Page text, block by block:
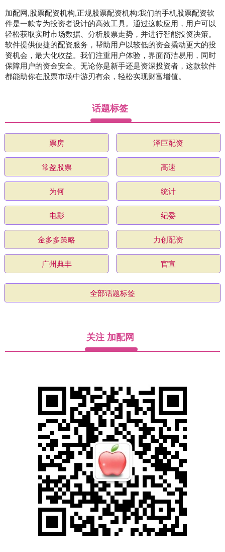
加配网,股票配资机构,正规股票配资机构:我们的手机股票配资软
件是一款专为投资者设计的高效工具。通过这款应用，用户可以
轻松获取实时市场数据、分析股票走势，并进行智能投资决策。
软件提供便捷的配资服务，帮助用户以较低的资金撬动更大的投
资机会，最大化收益。我们注重用户体验，界面简洁易用，同时
保障用户的资金安全。无论你是新手还是资深投资者，这款软件
都能助你在股票市场中游刃有余，轻松实现财富增值。
话题标签
票房 泽巨配资
常盈股票 高速
为何 统计
电影 纪委
金多多策略 力创配资
广州典丰 官宣
全部话题标签
关注 加配网